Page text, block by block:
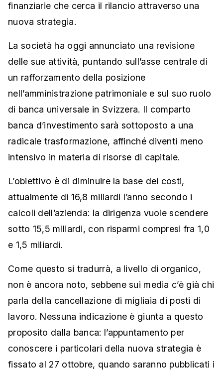
finanziarie che cerca il rilancio attraverso una
nuova strategia.
La società ha oggi annunciato una revisione
delle sue attività, puntando sull’asse centrale di
un rafforzamento della posizione
nell’amministrazione patrimoniale e sul suo ruolo
di banca universale in Svizzera. Il comparto
banca d’investimento sarà sottoposto a una
radicale trasformazione, affinché diventi meno
intensivo in materia di risorse di capitale.
L’obiettivo è di diminuire la base dei costi,
attualmente di 16,8 miliardi l’anno secondo i
calcoli dell’azienda: la dirigenza vuole scendere
sotto 15,5 miliardi, con risparmi compresi fra 1,0
e 1,5 miliardi.
Come questo si tradurrà, a livello di organico,
non è ancora noto, sebbene sui media c’è già chi
parla della cancellazione di migliaia di posti di
lavoro. Nessuna indicazione è giunta a questo
proposito dalla banca: l’appuntamento per
conoscere i particolari della nuova strategia è
fissato al 27 ottobre, quando saranno pubblicati i